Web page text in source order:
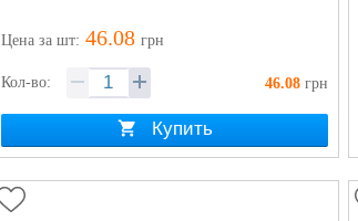
Ценаза шт: 46.08 грн
Кол-во: 46.08 грн
Купить